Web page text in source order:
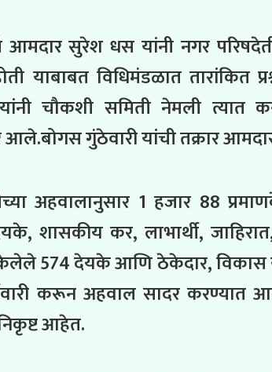
आमदार सुरेश धस यांनी नगर
याबाबत विधिमंडळात तारांकित
यांनी चौकशी समिती नेमली त्यात
गुंठेवारी यांची तक्रार
अहवालानुसार 1 हजार 88
शासकीय कर, लाभार्थी,
574 देयके आणि ठेकेदार, विकास
करून अहवाल सादर करण्यात
आहेत.